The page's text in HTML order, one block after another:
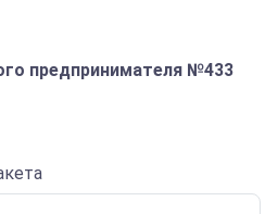
предпринимателя №433